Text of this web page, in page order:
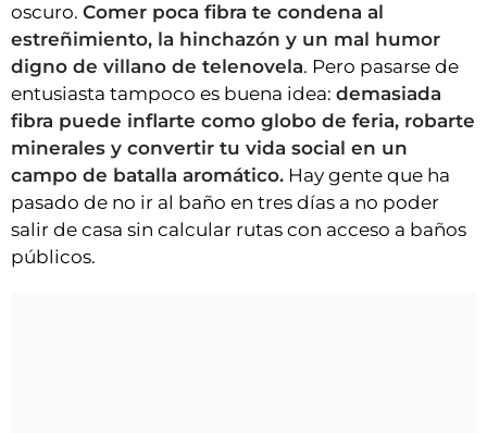
oscuro. Comer poca fibra te condena al
estreñimiento, la hinchazón y un mal humor
digno de villano de telenovela. Pero pasarse de
entusiasta tampoco es buena idea: demasiada
fibra puede inflarte como globo de feria, robarte
minerales y convertir tu vida social en un
campo de batalla aromático. Hay gente que ha
pasado de no ir al baño en tres días a no poder
salir de casa sin calcular rutas con acceso a baños
públicos.